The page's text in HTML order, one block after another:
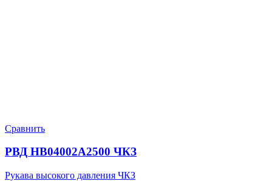
Сравнить
РВД HB04002A2500 ЧКЗ
Рукава высокого давления ЧКЗ